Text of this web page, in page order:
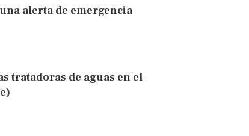
alerta de emergencia
tratadoras de aguas en el